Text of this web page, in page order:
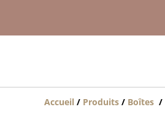
Accueil / Produits / Boîtes /